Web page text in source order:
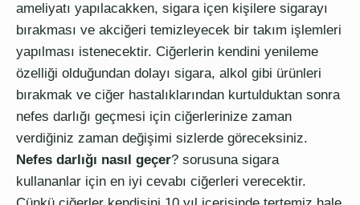
ameliyatı yapılacakken, sigara içen kişilere sigarayı
bırakması ve akciğeri temizleyecek bir takım işlemleri
yapılması istenecektir. Ciğerlerin kendini yenileme
özelliği olduğundan dolayı sigara, alkol gibi ürünleri
bırakmak ve ciğer hastalıklarından kurtulduktan sonra
nefes darlığı geçmesi için ciğerlerinize zaman
verdiğiniz zaman değişimi sizlerde göreceksiniz.
Nefes darlığı nasıl geçer? sorusuna sigara
kullananlar için en iyi cevabı ciğerleri verecektir.